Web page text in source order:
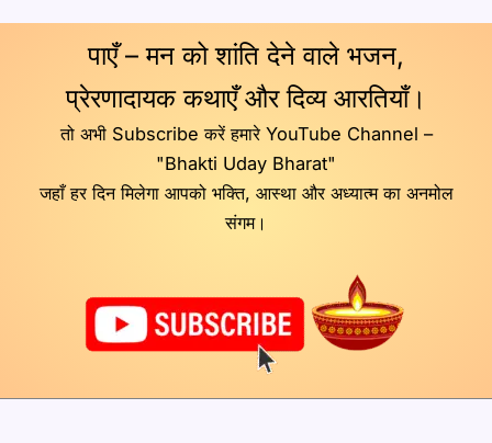
पाएँ – मन को शांति देने वाले भजन,
प्रेरणादायक कथाएँ और दिव्य आरतियाँ।
तो अभी Subscribe करें हमारे YouTube Channel –
"Bhakti Uday Bharat"
जहाँ हर दिन मिलेगा आपको भक्ति, आस्था और अध्यात्म का अनमोल
संगम।